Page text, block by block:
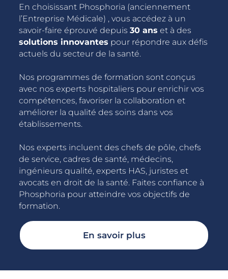
En choisissant Phosphoria (anciennement
l’Entreprise Médicale) , vous accédez à un
savoir-faire éprouvé depuis 30 ans et à des
solutions innovantes pour répondre aux défis
actuels du secteur de la santé.
Nos programmes de formation sont conçus
avec nos experts hospitaliers pour enrichir vos
compétences, favoriser la collaboration et
améliorer la qualité des soins dans vos
établissements.
Nos experts incluent des chefs de pôle, chefs
de service, cadres de santé, médecins,
ingénieurs qualité, experts HAS, juristes et
avocats en droit de la santé. Faites confiance à
Phosphoria pour atteindre vos objectifs de
formation.
En savoir plus